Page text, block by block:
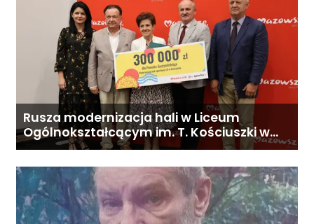
Rusza modernizacja hali w Liceum
Ogólnokształcącym im. T. Kościuszki w
Gostyninie